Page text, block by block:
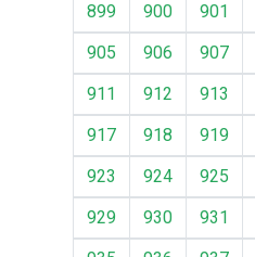
899
900 901
905
906 907
911
912 913
917
918 919
923
924 925
929
930 931